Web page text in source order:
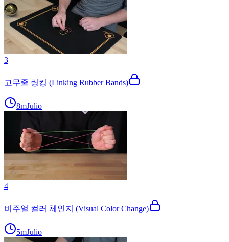
3
고무줄 링킹 (Linking Rubber Bands)
8mJulio
4
비주얼 컬러 체인지 (Visual Color Change)
5mJulio